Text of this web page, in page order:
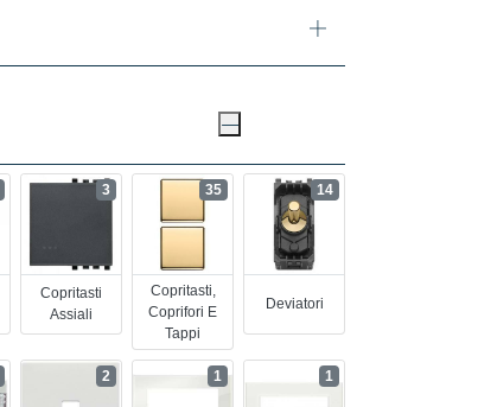
Copritasti
Assiali
3
Copritasti,
Coprifori E
Tappi
35
Deviatori
14
2 1 1